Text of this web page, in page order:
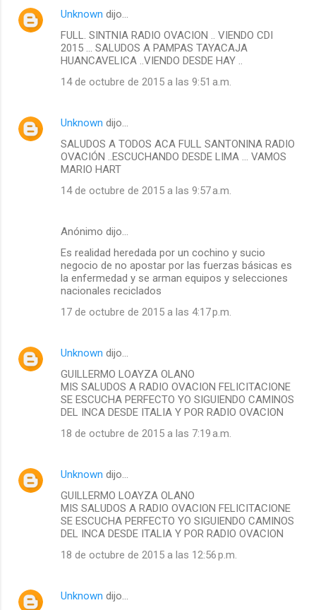
Unknown dijo…
FULL. SINTNIA RADIO OVACION .. VIENDO CDI
2015 ... SALUDOS A PAMPAS TAYACAJA
HUANCAVELICA ..VIENDO DESDE HAY ..
14 de octubre de 2015 a las 9:51 a.m.
Unknown dijo…
SALUDOS A TODOS ACA FULL SANTONINA RADIO
OVACIÓN ..ESCUCHANDO DESDE LIMA ... VAMOS
MARIO HART
14 de octubre de 2015 a las 9:57 a.m.
Anónimo dijo…
Es realidad heredada por un cochino y sucio
negocio de no apostar por las fuerzas básicas es
la enfermedad y se arman equipos y selecciones
nacionales reciclados
17 de octubre de 2015 a las 4:17 p.m.
Unknown dijo…
GUILLERMO LOAYZA OLANO
MIS SALUDOS A RADIO OVACION FELICITACIONE
SE ESCUCHA PERFECTO YO SIGUIENDO CAMINOS
DEL INCA DESDE ITALIA Y POR RADIO OVACION
18 de octubre de 2015 a las 7:19 a.m.
Unknown dijo…
GUILLERMO LOAYZA OLANO
MIS SALUDOS A RADIO OVACION FELICITACIONE
SE ESCUCHA PERFECTO YO SIGUIENDO CAMINOS
DEL INCA DESDE ITALIA Y POR RADIO OVACION
18 de octubre de 2015 a las 12:56 p.m.
Unknown dijo…